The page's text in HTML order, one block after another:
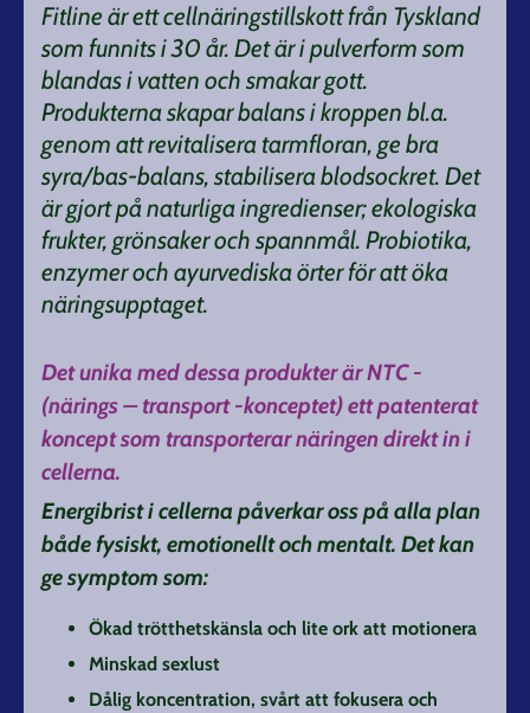
Fitline är ett cellnäringstillskott från Tyskland
som funnits i 30 år. Det är i pulverform som
blandas i vatten och smakar gott.
Produkterna skapar balans i kroppen bl.a.
genom att revitalisera tarmfloran, ge bra
syra/bas-balans, stabilisera blodsockret. Det
är gjort på naturliga ingredienser; ekologiska
frukter, grönsaker och spannmål. Probiotika,
enzymer och ayurvediska örter för att öka
näringsupptaget.
Det unika med dessa produkter är NTC -
(närings – transport -konceptet) ett patenterat
koncept som transporterar näringen direkt in i
cellerna.
Energibrist i cellerna påverkar oss på alla plan
både fysiskt, emotionellt och mentalt. Det kan
ge symptom som:
Ökad trötthetskänsla och lite ork att motionera
Minskad sexlust
Dålig koncentration, svårt att fokusera och